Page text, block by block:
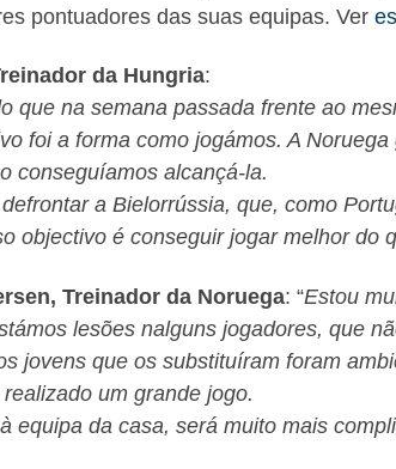
pontuadores das suas equipas. Ver
da Hungria:
que na semana passada frente ao
foi a forma como jogámos. A
conseguíamos alcançá-la.
a Bielorrússia, que, como
objectivo é conseguir jogar melhor do
Treinador da Noruega: “Estou
lesões nalguns jogadores, que
jovens que os substituíram foram
um grande jogo.
equipa da casa, será muito mais